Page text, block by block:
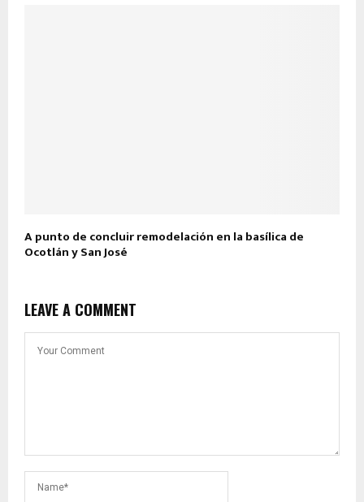
A punto de concluir remodelación en la basílica de
Ocotlán y San José
LEAVE A COMMENT